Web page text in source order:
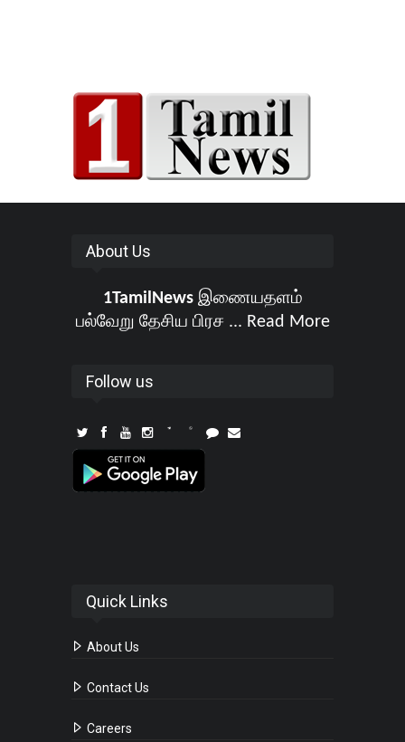
About Us
1TamilNewsஇணையதளம்
பல்வேறு தேசிய பிரச ... Read More
Follow us
Quick Links
About Us
Contact Us
Careers